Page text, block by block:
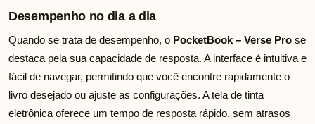
Desempenho no dia a dia
Quando se trata de desempenho, o PocketBook – Verse Pro se
destaca pela sua capacidade de resposta. A interface é intuitiva e
fácil de navegar, permitindo que você encontre rapidamente o
livro desejado ou ajuste as configurações. A tela de tinta
eletrônica oferece um tempo de resposta rápido, sem atrasos